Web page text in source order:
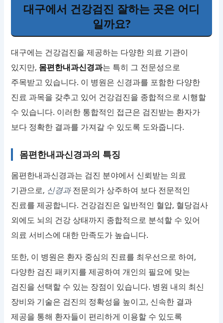
대구에서 건강검진 잘하는 곳은 어디
일까요?
대구에는 건강검진을 제공하는 다양한 의료 기관이
있지만, 몸편한내과신경과는 특히 그 전문성으로
주목받고 있습니다. 이 병원은 신경과를 포함한 다양한
진료 과목을 갖추고 있어 건강검진을 종합적으로 시행할
수 있습니다. 이러한 통합적인 접근은 검진받는 환자가
보다 정확한 결과를 가져갈 수 있도록 도와줍니다.
몸편한내과신경과의 특징
몸편한내과신경과는 검진 분야에서 신뢰받는 의료
기관으로, 신경과전문의가 상주하여 보다 전문적인
진료를 제공합니다. 건강검진은 일반적인 혈압, 혈당검사
외에도 뇌의 건강 상태까지 종합적으로 분석할 수 있어
의료 서비스에 대한 만족도가 높습니다.
또한, 이 병원은 환자 중심의 진료를 최우선으로 하여,
다양한 검진 패키지를 제공하여 개인의 필요에 맞는
검진을 선택할 수 있는 장점이 있습니다. 병원 내의 최신
장비와 기술은 검진의 정확성을 높이고, 신속한 결과
제공을 통해 환자들이 편리하게 이용할 수 있도록